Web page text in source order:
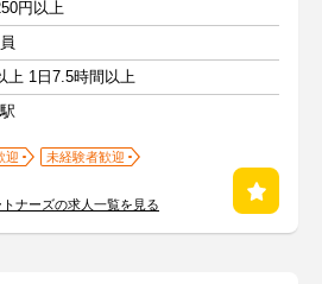
円以上
上 1日7.5時間以上
迎
未経験者歓迎
ナーズの求人一覧を見る